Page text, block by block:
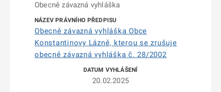
Obecně závazná vyhláška
Obecně závazná vyhláška Obce
Konstantinovy Lázně, kterou se zrušuje
obecně závazná vyhláška č. 28/2002
20.02.2025